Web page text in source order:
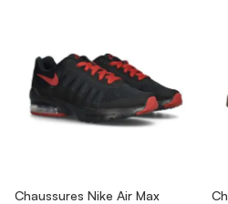
Chaussures Nike Air Max